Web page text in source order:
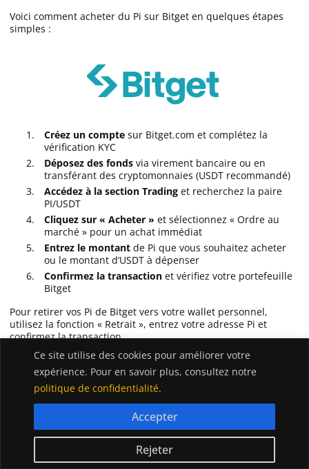
Ce site utilise des cookies pour améliorer votre
expérience. Pour en savoir plus, consultez notre
politique de confidentialité.
Rejeter
Accepter
Voici comment acheter du Pi sur Bitget en quelques étapes
simples :
Créez un compte sur Bitget.com et complétez la
vérification KYC
Déposez des fonds via virement bancaire ou en
transférant des cryptomonnaies (USDT recommandé)
Accédez à la section Trading et recherchez la paire
PI/USDT
Cliquez sur « Acheter » et sélectionnez « Ordre au
marché » pour un achat immédiat
Entrez le montant de Pi que vous souhaitez acheter
ou le montant d’USDT à dépenser
Confirmez la transaction et vérifiez votre portefeuille
Bitget
Pour retirer vos Pi de Bitget vers votre wallet personnel,
utilisez la fonction « Retrait », entrez votre adresse Pi et
confirmez la transaction.
Achetez du Pi Network (PI) sur
Bitget !
Précautions à prendre
Lors de l’achat de Pi, plusieurs précautions sont essentielles :